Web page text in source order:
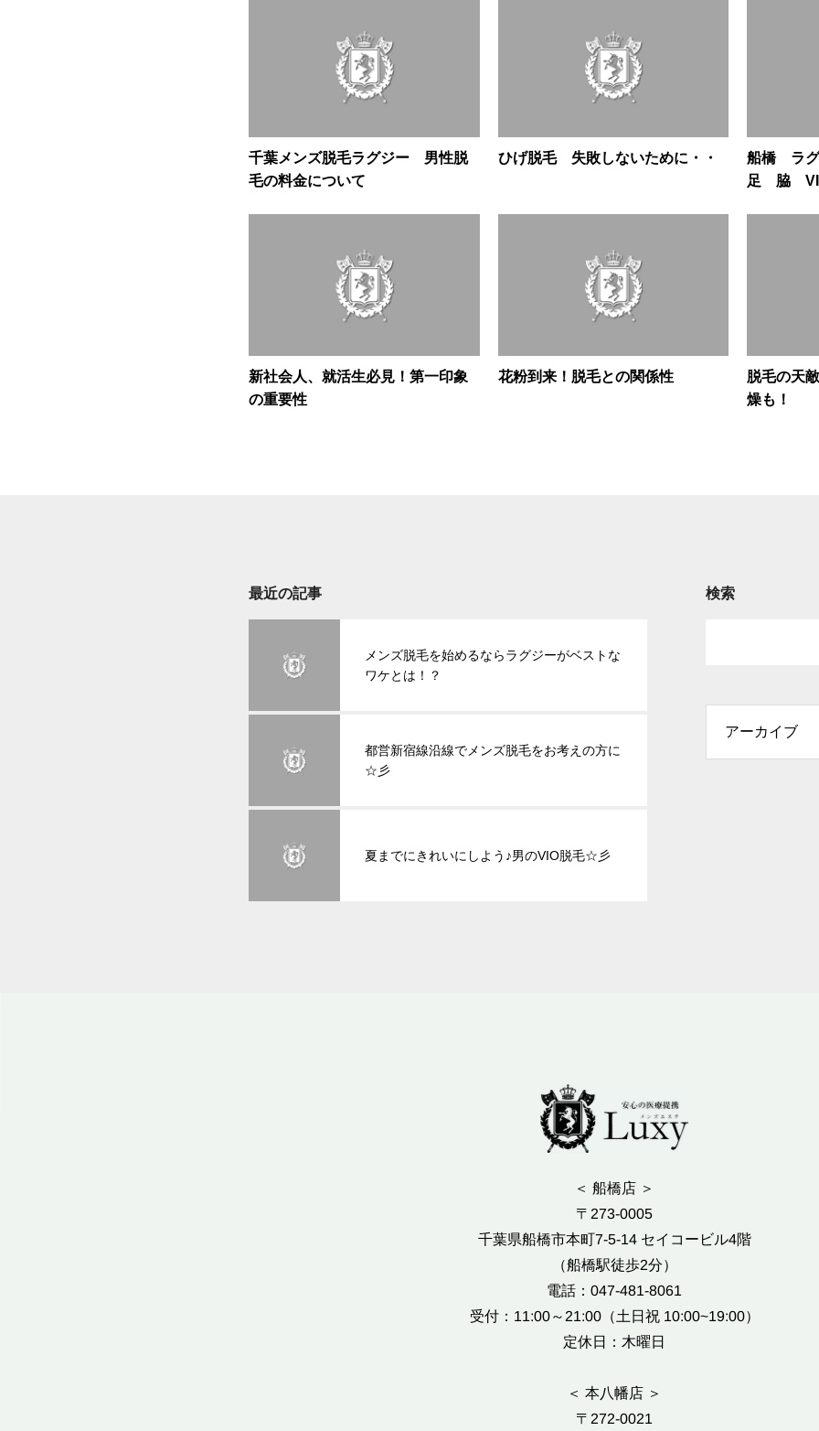
千葉メンズ脱毛ラグジー 男性脱
毛の料金について
ひげ脱毛 失敗しないために・・
船橋 ラ
足 脇
新社会人、就活生必見！第一印象
の重要性
花粉到来！脱毛との関係性
脱毛の天
燥も！
最近の記事
メンズ脱毛を始めるならラグジーがベストな
ワケとは！？
都営新宿線沿線でメンズ脱毛をお考えの方に
☆彡
夏までにきれいにしよう♪男のVIO脱毛☆彡
検索
＜ 船橋店 ＞
〒273-0005
千葉県船橋市本町7-5-14 セイコービル4階
（船橋駅徒歩2分）
電話：047-481-8061
受付：11:00～21:00（土日祝 10:00~19:00）
定休日：木曜日
＜ 本八幡店 ＞
〒272-0021